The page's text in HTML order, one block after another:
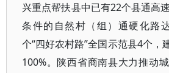
兴重点帮扶县中已有22个县通高
条件的自然村（组）通硬化路
个“四好农村路”全国示范县4个，
100%。陕西省商南县大力推动